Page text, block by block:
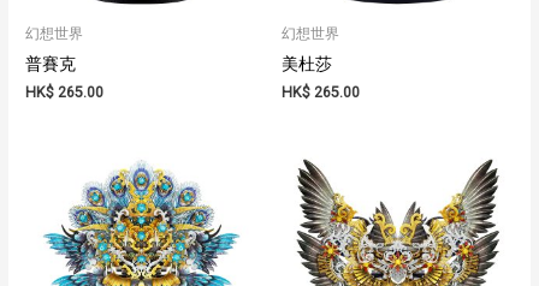
幻想世界
普賽克
HK$ 265.00
幻想世界
美杜莎
HK$ 265.00